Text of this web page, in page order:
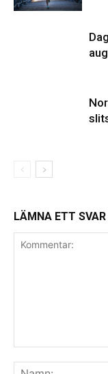
LÄMNA ETT SVAR